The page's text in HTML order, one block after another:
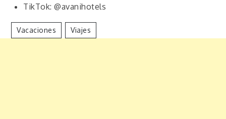
TikTok: @avanihotels
Vacaciones Viajes